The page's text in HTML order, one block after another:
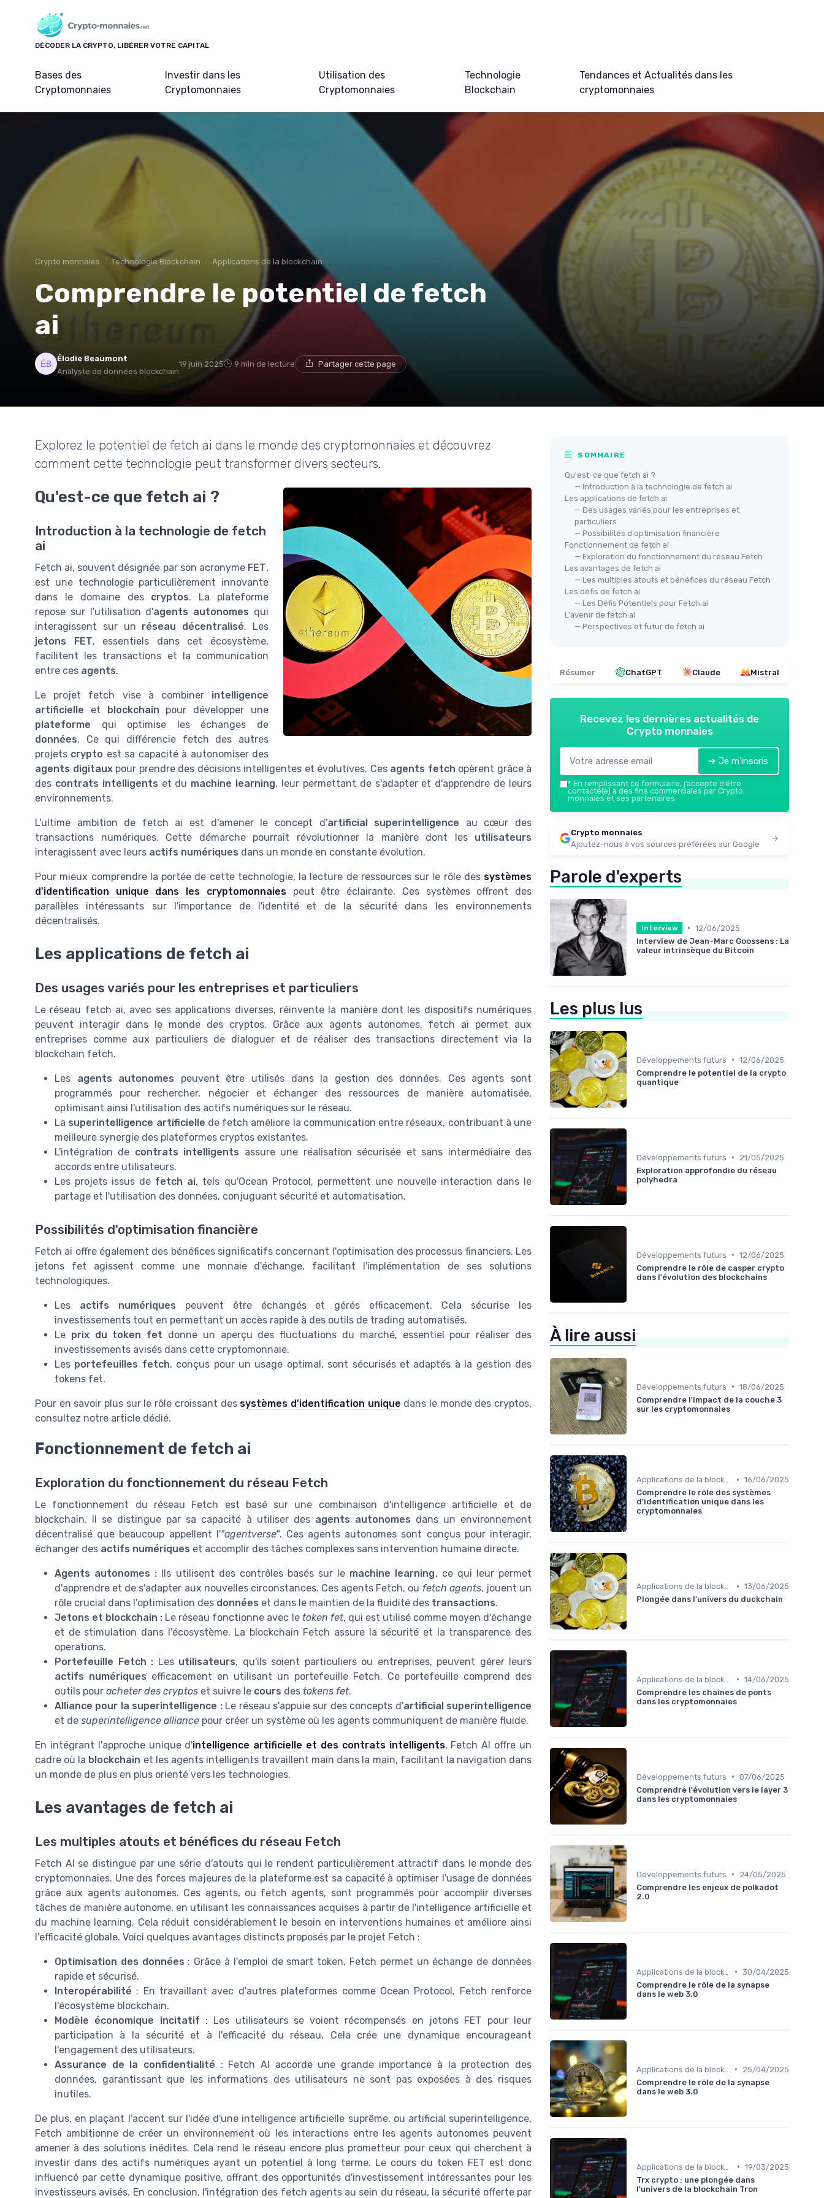
DÉCODER LA CRYPTO, LIBÉRER VOTRE CAPITAL
Bases des
Cryptomonnaies
Investir dans les
Cryptomonnaies
Utilisation des
Cryptomonnaies
Technologie
Blockchain
Tendances et Actualités dans les
cryptomonnaies
Crypto monnaies Technologie Blockchain Applications de la blockchain
Comprendre le potentiel de fetch
ai
Élodie Beaumont
Analyste de données blockchain
19 juin 2025 9 min de lecture Partager cette page
Explorez le potentiel de fetch ai dans le monde des cryptomonnaies et découvrez
comment cette technologie peut transformer divers secteurs.
Qu'est-ce que fetch ai ?
Introduction à la technologie de fetch
ai
Fetch ai, souvent désignée par son acronyme FET,
est une technologie particulièrement innovante
dans le domaine des cryptos. La plateforme
repose sur l'utilisation d'agents autonomes qui
interagissent sur un réseau décentralisé. Les
jetons FET, essentiels dans cet écosystème,
facilitent les transactions et la communication
entre ces agents.
Le projet fetch vise à combiner intelligence
artificielle et blockchain pour développer une
plateforme qui optimise les échanges de
données. Ce qui différencie fetch des autres
projets crypto est sa capacité à autonomiser des
agents digitauxpour prendre des décisions intelligentes et évolutives. Ces agents fetch opèrent grâce à
des contrats intelligents et du machine learning, leur permettant de s'adapter et d'apprendre de leurs
environnements.
L'ultime ambition de fetch ai est d'amener le concept d'artificial superintelligence au cœur des
transactions numériques. Cette démarche pourrait révolutionner la manière dont les utilisateurs
interagissent avec leurs actifs numériques dans un monde en constante évolution.
Pour mieux comprendre la portée de cette technologie, la lecture de ressources sur le rôle des systèmes
d'identification unique dans les cryptomonnaiespeut être éclairante. Ces systèmes offrent des
parallèles intéressants sur l'importance de l'identité et de la sécurité dans les environnements
décentralisés.
Les applications de fetch ai
Des usages variés pour les entreprises et particuliers
Le réseau fetch ai, avec ses applications diverses, réinvente la manière dont les dispositifs numériques
peuvent interagir dans le monde des cryptos. Grâce aux agents autonomes, fetch ai permet aux
entreprises comme aux particuliers de dialoguer et de réaliser des transactions directement via la
blockchain fetch.
Les agents autonomes peuvent être utilisés dans la gestion des données. Ces agents sont
programmés pour rechercher, négocier et échanger des ressources de manière automatisée,
optimisant ainsi l'utilisation des actifs numériques sur le réseau.
La superintelligence artificielle de fetch améliore la communication entre réseaux, contribuant à une
meilleure synergie des plateformes cryptos existantes.
L'intégration de contrats intelligents assure une réalisation sécurisée et sans intermédiaire des
accords entre utilisateurs.
Les projets issus de fetch ai, tels qu'Ocean Protocol, permettent une nouvelle interaction dans le
partage et l'utilisation des données, conjuguant sécurité et automatisation.
Possibilités d'optimisation financière
Fetch ai offre également des bénéfices significatifs concernant l'optimisation des processus financiers. Les
jetons fet agissent comme une monnaie d'échange, facilitant l'implémentation de ses solutions
technologiques.
Les actifs numériques peuvent être échangés et gérés efficacement. Cela sécurise les
investissements tout en permettant un accès rapide à des outils de trading automatisés.
Le prix du token fet donne un aperçu des fluctuations du marché, essentiel pour réaliser des
investissements avisés dans cette cryptomonnaie.
Les portefeuilles fetch, conçus pour un usage optimal, sont sécurisés et adaptés à la gestion des
tokens fet.
Pour en savoir plus sur le rôle croissant des systèmes d'identification unique dans le monde des cryptos,
consultez notre article dédié.
Fonctionnement de fetch ai
Exploration du fonctionnement du réseau Fetch
Le fonctionnement du réseau Fetch est basé sur une combinaison d'intelligence artificielle et de
blockchain. Il se distingue par sa capacité à utiliser des agents autonomes dans un environnement
décentralisé que beaucoup appellent l'"agentverse". Ces agents autonomes sont conçus pour interagir,
échanger des actifs numériques et accomplir des tâches complexes sans intervention humaine directe.
Agents autonomes : Ils utilisent des contrôles basés sur le machine learning, ce qui leur permet
d'apprendre et de s'adapter aux nouvelles circonstances. Ces agents Fetch, ou fetch agents, jouent un
rôle crucial dans l'optimisation des données et dans le maintien de la fluidité des transactions.
Jetons et blockchain : Le réseau fonctionne avec le token fet, qui est utilisé comme moyen d'échange
et de stimulation dans l'écosystème. La blockchain Fetch assure la sécurité et la transparence des
operations.
Portefeuille Fetch : Les utilisateurs, qu'ils soient particuliers ou entreprises, peuvent gérer leurs
actifs numériques efficacement en utilisant un portefeuille Fetch. Ce portefeuille comprend des
outils pour acheter des cryptos et suivre le cours des tokens fet.
Alliance pour la superintelligence :Le réseau s'appuie sur des concepts d'artificial superintelligence
et de superintelligence alliance pour créer un système où les agents communiquent de manière fluide.
En intégrant l'approche unique d'intelligence artificielle et des contrats intelligents, Fetch AI offre un
cadre où la blockchain et les agents intelligents travaillent main dans la main, facilitant la navigation dans
un monde de plus en plus orienté vers les technologies.
Les avantages de fetch ai
Les multiples atouts et bénéfices du réseau Fetch
Fetch AI se distingue par une série d'atouts qui le rendent particulièrement attractif dans le monde des
cryptomonnaies. Une des forces majeures de la plateforme est sa capacité à optimiser l'usage de données
grâce aux agents autonomes. Ces agents, ou fetch agents, sont programmés pour accomplir diverses
tâches de manière autonome, en utilisant les connaissances acquises à partir de l'intelligence artificielle et
du machine learning. Cela réduit considérablement le besoin en interventions humaines et améliore ainsi
l'efficacité globale. Voici quelques avantages distincts proposés par le projet Fetch :
Optimisation des données : Grâce à l'emploi de smart token, Fetch permet un échange de données
rapide et sécurisé.
Interopérabilité : En travaillant avec d'autres plateformes comme Ocean Protocol, Fetch renforce
l'écosystème blockchain.
Modèle économique incitatif : Les utilisateurs se voient récompensés en jetons FET pour leur
participation à la sécurité et à l'efficacité du réseau. Cela crée une dynamique encourageant
l'engagement des utilisateurs.
Assurance de la confidentialité : Fetch AI accorde une grande importance à la protection des
données, garantissant que les informations des utilisateurs ne sont pas exposées à des risques
inutiles.
De plus, en plaçant l'accent sur l'idée d'une intelligence artificielle suprême, ou artificial superintelligence,
Fetch ambitionne de créer un environnement où les interactions entre les agents autonomes peuvent
amener à des solutions inédites. Cela rend le réseau encore plus prometteur pour ceux qui cherchent à
investir dans des actifs numériques ayant un potentiel à long terme. Le cours du token FET est donc
influencé par cette dynamique positive, offrant des opportunités d'investissement intéressantes pour les
investisseurs avisés. En conclusion, l'intégration des fetch agents au sein du réseau, la sécurité offerte par
SOMMAIRE
Qu'est-ce que fetch ai ?
— Introduction à la technologie de fetch ai
Les applications de fetch ai
— Des usages variés pour les entreprises et
particuliers
— Possibilités d'optimisation financière
Fonctionnement de fetch ai
— Exploration du fonctionnement du réseau Fetch
Les avantages de fetch ai
— Les multiples atouts et bénéfices du réseau Fetch
Les défis de fetch ai
— Les Défis Potentiels pour Fetch.ai
L'avenir de fetch ai
— Perspectives et futur de fetch ai
Résumer ChatGPT Claude Mistral
Recevez les dernières actualités de
Crypto monnaies
➔ Je m'inscris
* En remplissant ce formulaire, j’accepte d’être
contacté(e) à des fins commerciales par Crypto
monnaies et ses partenaires.
Crypto monnaies
Ajoutez-nous à vos sources préférées sur Google
Parole d'experts
Interview • 12/06/2025
Interview de Jean-Marc Goossens : La
valeur intrinsèque du Bitcoin
Les plus lus
Développements futurs • 12/06/2025
Comprendre le potentiel de la crypto
quantique
Développements futurs •
21/05/2025
Exploration approfondie du réseau
polyhedra
Développements futurs • 12/06/2025
Comprendre le rôle de casper crypto
dans l'évolution des blockchains
À lire aussi
Développements futurs • 18/06/2025
Comprendre l'impact de la couche 3
sur les cryptomonnaies
Applications de la blockchain • 16/06/2025
Comprendre le rôle des systèmes
d'identification unique dans les
cryptomonnaies
Applications de la blockchain • 13/06/2025
Plongée dans l'univers du duckchain
• 14/06/2025
Comprendre les chaînes de ponts
dans les cryptomonnaies
Développements futurs • 07/06/2025
Comprendre l'évolution vers le layer 3
dans les cryptomonnaies
Développements futurs •
24/05/2025
Comprendre les enjeux de polkadot
2.0
• 30/04/2025
Comprendre le rôle de la synapse
dans le web 3.0
•
25/04/2025
Comprendre le rôle de la synapse
dans le web 3.0
• 19/03/2025
Trx crypto : une plongée dans
l'univers de la blockchain Tron